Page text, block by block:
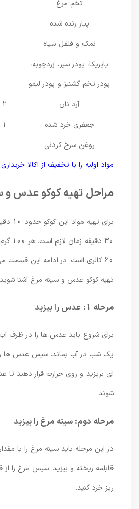
تخم مرغ
پیاز رنده شده
نمک و فلفل سیاه
به
پاپریکا، پودر سیر، زردچوبه،
پودر تخم گشنیز و پودر لیمو
به
جعفری خرد شده
روغن سرخ کردنی
به
مواد اولیه را با تخفیف از اکالا خریداری کنید
مراحل تهیه کوکو عدس و
برای تهیه مواد این
30 دقیقه زمان لازم
60 کالری است. در ادامه این قسمت می
تهیه کوکو عدس و سینه مرغ آشنا شوید.
مرحله 1: عدس را بپزید
برای شروع باید عدس ها را در ظرف آب
یک شب در آب بماند. سپس عدس ها را با
ای بریزید و روی حرارت قرار دهید تا عدس ها
مرحله دوم: سینه مرغ را بپزید
در این مرحله باید سینه مرغ را با مقداری
قابلمه ریخته و بپزید. سپس مرغ را از قابلمه
ریز خرد کنید.